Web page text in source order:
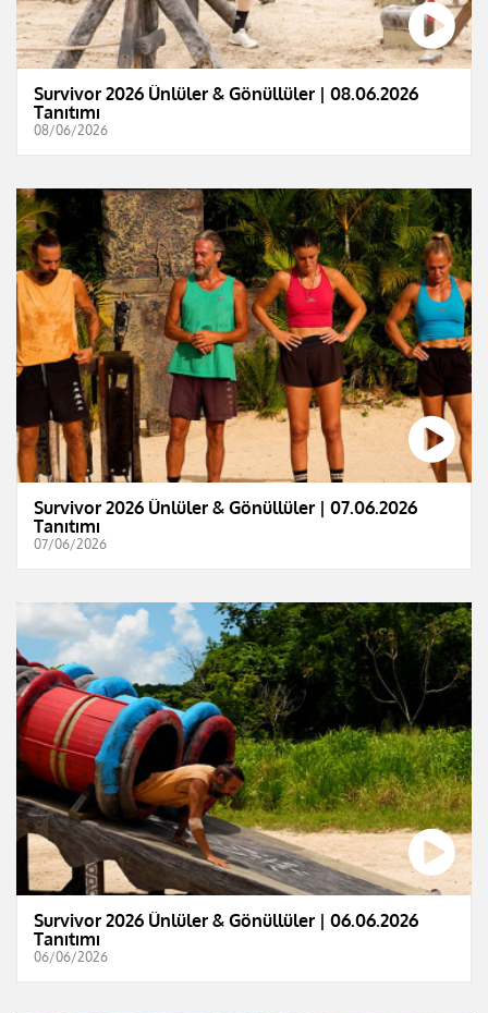
Survivor 2026 Ünlüler & Gönüllüler | 08.06.2026
Tanıtımı
08/06/2026
Survivor 2026 Ünlüler & Gönüllüler | 07.06.2026
Tanıtımı
07/06/2026
Survivor 2026 Ünlüler & Gönüllüler | 06.06.2026
Tanıtımı
06/06/2026